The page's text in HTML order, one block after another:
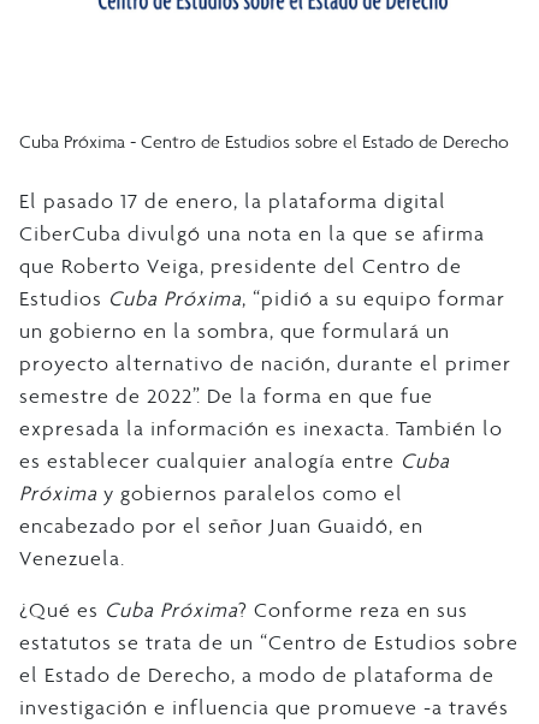
Cuba Próxima - Centro de Estudios sobre el Estado de Derecho
El pasado 17 de enero, la plataforma digital
CiberCuba divulgó una nota en la que se afirma
que Roberto Veiga, presidente del Centro de
Estudios Cuba Próxima, “pidió a su equipo formar
un gobierno en la sombra, que formulará un
proyecto alternativo de nación, durante el primer
semestre de 2022”. De la forma en que fue
expresada la información es inexacta. También lo
es establecer cualquier analogía entre Cuba
Próxima y gobiernos paralelos como el
encabezado por el señor Juan Guaidó, en
Venezuela.
¿Qué es Cuba Próxima? Conforme reza en sus
estatutos se trata de un “Centro de Estudios sobre
el Estado de Derecho, a modo de plataforma de
investigación e influencia que promueve -a través